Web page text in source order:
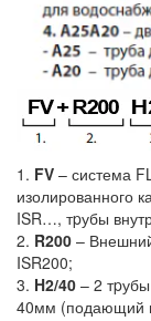
1. FV – система
изолированного
ISR…, тpубы
2. R200 –
ISR200;
3. H2/40 – 2
40мм (подающий